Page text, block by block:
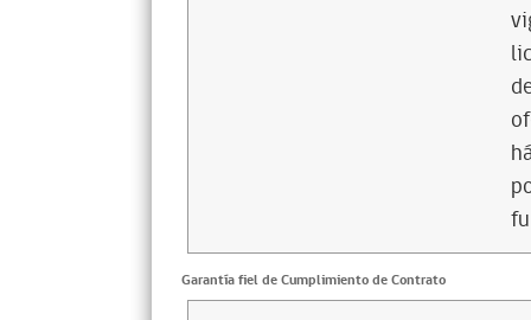
Garantía fiel de Cumplimiento de Contrato